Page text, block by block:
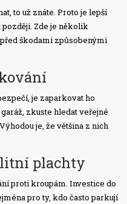
to už znáte. Proto je lepší
Zde je několik
před škodami způsobenými
je zaparkovat ho
zkuste hledat veřejné
je, že většina z nich
plachty
proti kroupám. Investice do
pro ty, kdo často parkují